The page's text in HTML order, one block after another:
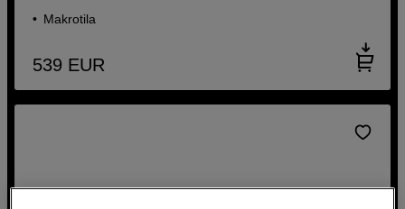
Makrotila
539 EUR